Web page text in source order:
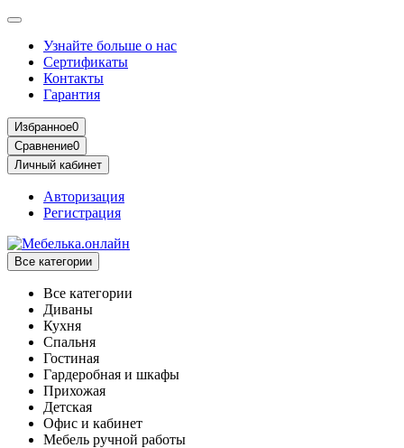
Узнайте больше о нас
Сертификаты
Контакты
Гарантия
Избранное0
Сравнение0
Личный кабинет
Авторизация
Регистрация
Все категории
Все категории
Диваны
Кухня
Спальня
Гостиная
Гардеробная и шкафы
Прихожая
Детская
Офис и кабинет
Мебель ручной работы